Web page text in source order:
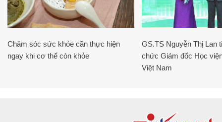
Chăm sóc sức khỏe cần thực hiện
ngay khi cơ thể còn khỏe
GS.TS Nguyễn Thị Lan
chức Giám đốc Học
Việt Nam